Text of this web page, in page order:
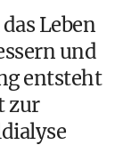
Leben
und
entsteht
zur